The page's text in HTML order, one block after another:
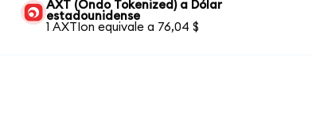
AXT (Ondo Tokenized) a Dólar
estadounidense
1 AXTIon equivale a 76,04 $